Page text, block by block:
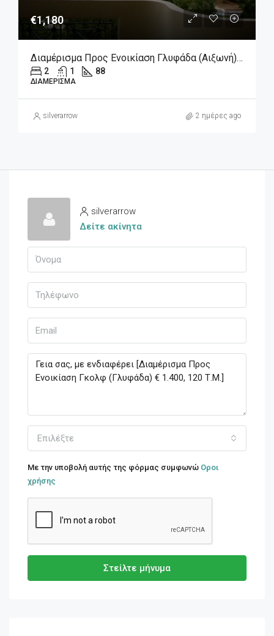
€1,180
Διαμέρισμα Προς Ενοικίαση Γλυφάδα (Αιξωνή), 1.180€, 88 Τ.μ.
2 1 88
ΔΙΑΜΈΡΙΣΜΑ
silverarrow 2 ημέρες ago
silverarrow
Δείτε ακίνητα
Επιλέξτε
Με την υποβολή αυτής της φόρμας συμφωνώ Οροι
χρήσης
Στείλτε μήνυμα